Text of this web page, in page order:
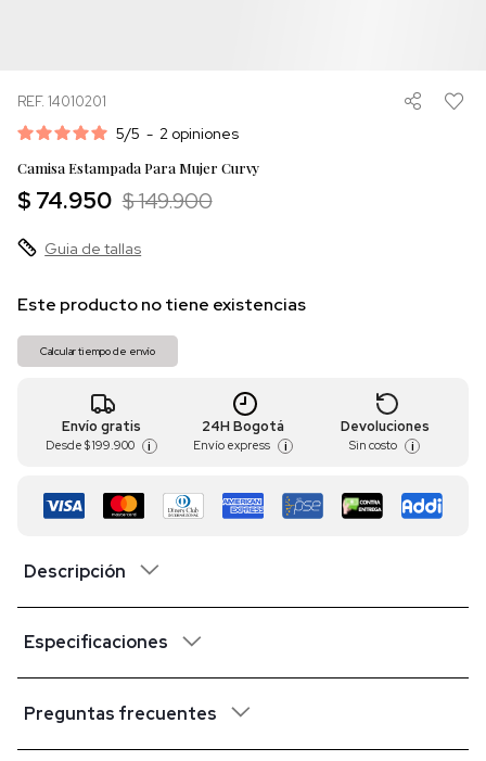
REF. 14010201
5/5 - 2 opiniones
Camisa Estampada Para Mujer Curvy
$ 74.950 $ 149.900
Guia de tallas
Este producto no tiene existencias
Calcular tiempo de envío
Envío gratis
Desde $ 199.900 i
24H Bogotá
Envío express i
Devoluciones
Sin costo i
Descripción
Especificaciones
Preguntas frecuentes